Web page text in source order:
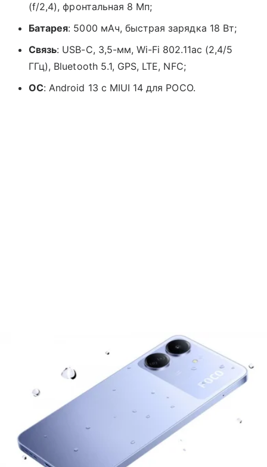
(f/2,4), фронтальная 8 Мп;
Батарея: 5000 мАч, быстрая зарядка 18 Вт;
Связь: USB-C, 3,5-мм, Wi-Fi 802.11ac (2,4/5
ГГц), Bluetooth 5.1, GPS, LTE, NFC;
ОС: Android 13 с MIUI 14 для POCO.